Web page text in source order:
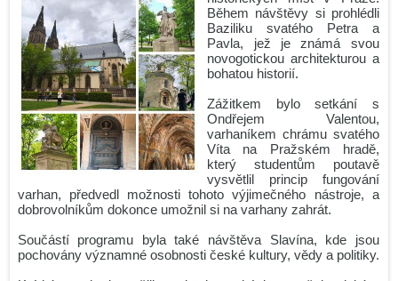
DOKUMENTY
PROJEKTY
UCHAZEČI O STUDIUM
Komisionální zkoušky - podzim 2026
Úřední hodiny o prázdninách
Zlín
Run and Help: GJP v pohybu i srdcem!
Před prázdninami ještě jedna mise!
Zdeněk Gola spolupracuje s GJP
2.O v Leteckém muzeu Metoděje Vlacha
Gymnázium Dr. Josefa Pekaře podpořilo Český den proti
rakovině 2026
Během návštěvy si prohlédli
Baziliku svatého Petra a
Pavla, jež je známá svou
novogotickou architekturou a
bohatou historií.
Zážitkem bylo setkání s
Ondřejem Valentou,
varhaníkem chrámu svatého
Víta na Pražském hradě,
který studentům poutavě
vysvětlil princip fungování
varhan, předvedl možnosti tohoto výjimečného nástroje, a
dobrovolníkům dokonce umožnil si na varhany zahrát.
Součástí programu byla také návštěva Slavína, kde jsou
pochovány významné osobnosti české kultury, vědy a politiky.